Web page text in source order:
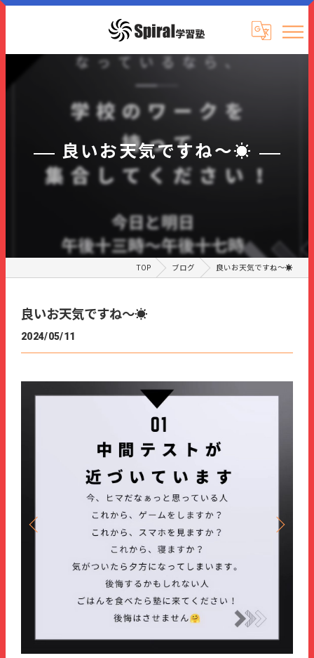
良いお天気ですね～☀
TOP ブログ 良いお天気ですね～☀
良いお天気ですね～☀
2024/05/11